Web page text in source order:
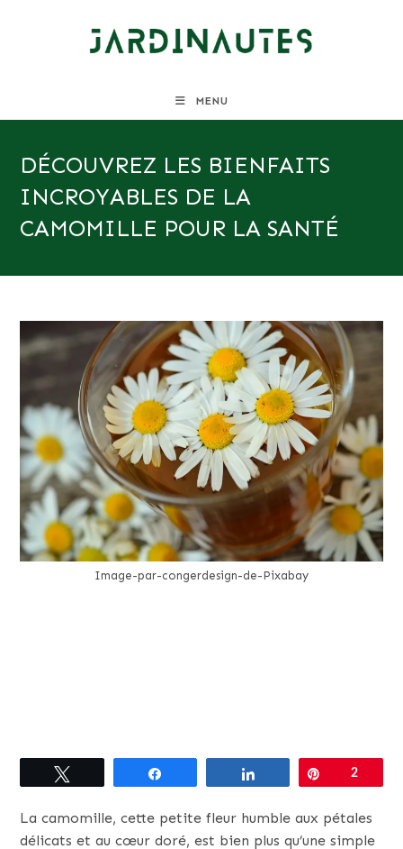
MENU
DÉCOUVREZ LES BIENFAITS
INCROYABLES DE LA
CAMOMILLE POUR LA SANTÉ
Image-par-congerdesign-de-Pixabay
Partagez Épingle
2
La camomille, cette petite fleur humble aux pétales
délicats et au cœur doré, est bien plus qu’une simple